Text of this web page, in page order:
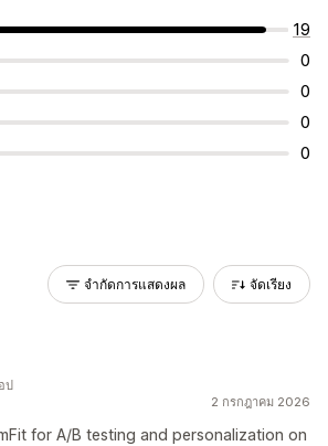
19
0
0
0
0
จำกัดการแสดงผล จัดเรียง
2 กรกฎาคม 2026
for A/B testing and personalization on
ป